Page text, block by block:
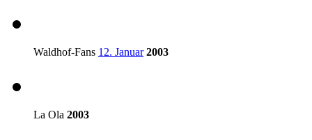
Waldhof-Fans 12. Januar 2003
La Ola 2003